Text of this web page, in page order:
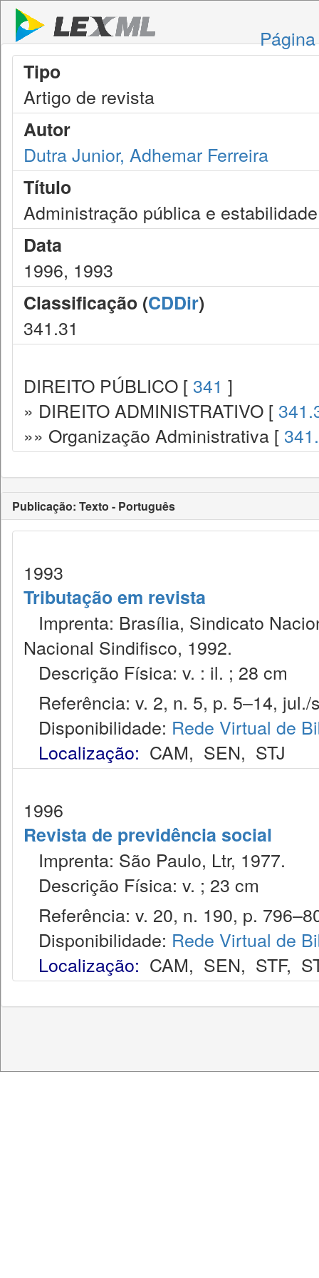
Tipo
Artigo de revista
Autor
Dutra Junior, Adhemar Ferreira
Título
Administração pública e estabilidade
Data
1996, 1993
Classificação (CDDir)
341.31
DIREITO PÚBLICO [ 341 ]
» DIREITO ADMINISTRATIVO [
»» Organização Administrativa [
Publicação: Texto - Português
1993
Tributação em revista
Imprenta: Brasília, Sindicato
Nacional Sindifisco, 1992.
Descrição Física: v. : il. ; 28 cm
Referência: v. 2, n. 5, p. 5–14, jul./
Disponibilidade: Rede Virtual de
Localização: CAM, SEN, STJ
1996
Revista de previdência social
Imprenta: São Paulo, Ltr, 1977.
Descrição Física: v. ; 23 cm
Referência: v. 20, n. 190, p.
Disponibilidade: Rede Virtual de
Localização: CAM, SEN, STF,